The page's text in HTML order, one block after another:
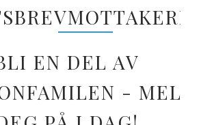
EN DEL AV
- MELD